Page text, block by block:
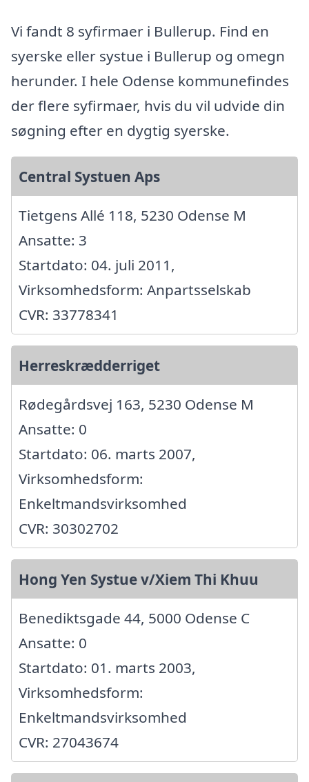
Vi fandt 8 syfirmaer i Bullerup. Find en
syerske eller systue i Bullerup og omegn
herunder. I hele Odense kommunefindes
der flere syfirmaer, hvis du vil udvide din
søgning efter en dygtig syerske.
Central Systuen Aps
Tietgens Allé 118, 5230 Odense M
Ansatte: 3
Startdato: 04. juli 2011,
Virksomhedsform: Anpartsselskab
CVR: 33778341
Herreskrædderriget
Rødegårdsvej 163, 5230 Odense M
Ansatte: 0
Startdato: 06. marts 2007,
Virksomhedsform:
Enkeltmandsvirksomhed
CVR: 30302702
Hong Yen Systue v/Xiem Thi Khuu
Benediktsgade 44, 5000 Odense C
Ansatte: 0
Startdato: 01. marts 2003,
Virksomhedsform:
Enkeltmandsvirksomhed
CVR: 27043674